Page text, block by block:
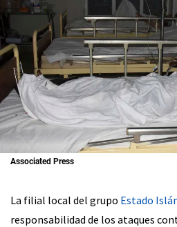
Associated Press
La filial local del grupo Estado
responsabilidad de los ataques